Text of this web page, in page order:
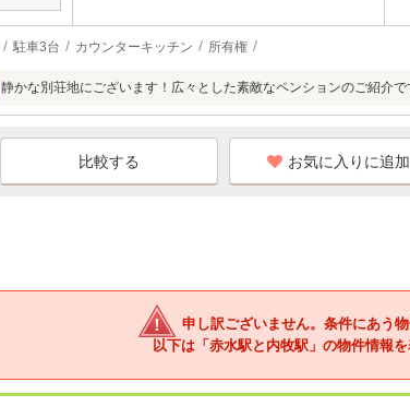
駐車3台 カウンターキッチン 所有権
静かな別荘地にございます！広々とした素敵なペンションのご紹介で
お気に入りに追加
申し訳ございません。条件にあう
以下は「赤水駅と内牧駅」の物件情報を